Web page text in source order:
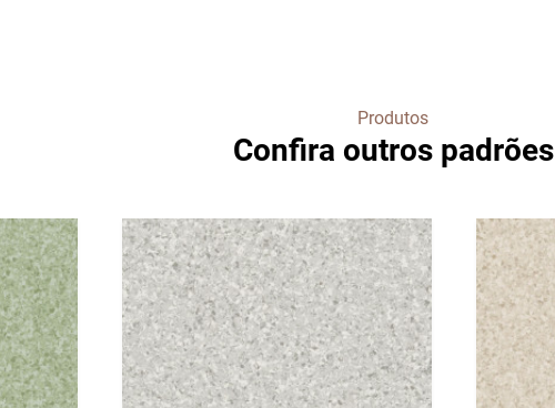
Produtos
Confira outros padrões